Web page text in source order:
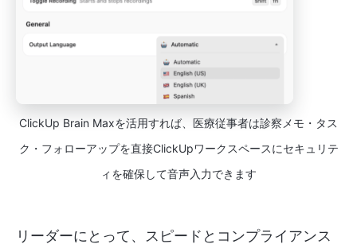
ClickUp Brain Maxを活用すれば、医療従事者は診察メモ・タス
ク・フォローアップを直接ClickUpワークスペースにセキュリテ
ィを確保して音声入力できます
リーダーにとって、スピードとコンプライアンス